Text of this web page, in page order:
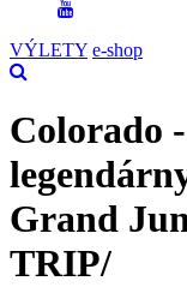
VÝLETY e-shop
Colorado
Grand
TRIP/